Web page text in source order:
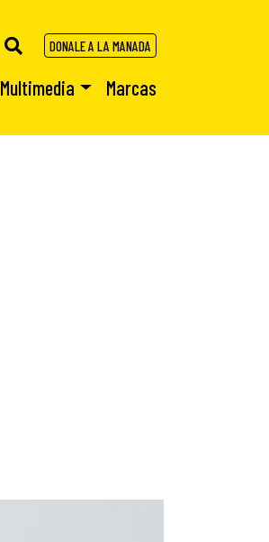
DONALE A LA MANADA
Multimedia Marcas